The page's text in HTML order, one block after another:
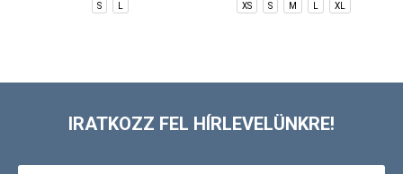
S L XS S M L XL
IRATKOZZ FEL HÍRLEVELÜNKRE!